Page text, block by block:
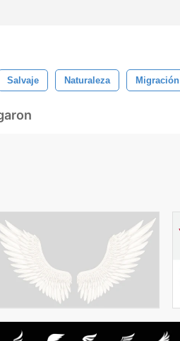
Salvaje Naturaleza Migración